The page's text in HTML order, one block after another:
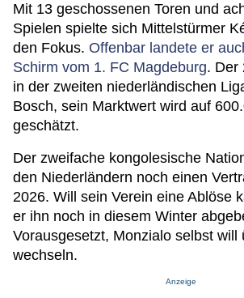
Mit 13 geschossenen Toren und
Spielen spielte sich Mittelstürmer
den Fokus. Offenbar landete er
Schirm vom 1. FC Magdeburg. Der
in der zweiten niederländischen
Bosch, sein Marktwert wird auf
geschätzt.
Der zweifache kongolesische
den Niederländern noch einen
2026. Will sein Verein eine Ablöse
er ihn noch in diesem Winter
Vorausgesetzt, Monzialo selbst will
wechseln.
Anzeige